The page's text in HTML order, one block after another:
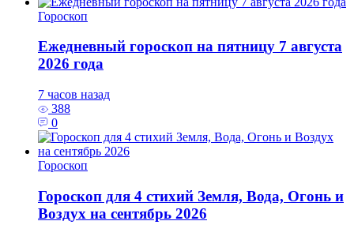
Гороскоп
Ежедневный гороскоп на пятницу 7 августа
2026 года
7 часов назад
388
0
Гороскоп
Гороскоп для 4 стихий Земля, Вода, Огонь и
Воздух на сентябрь 2026